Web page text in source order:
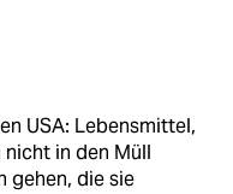
USA: Lebensmittel,
in den Müll
gehen, die sie